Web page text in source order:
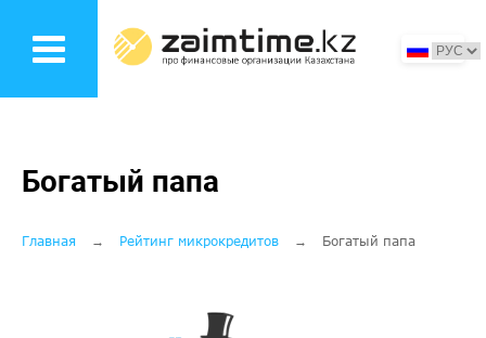
основному
Богатый папа
Строка
Главная Рейтинг микрокредитов Богатый папа